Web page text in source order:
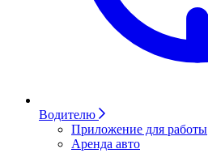
Водителю
Приложение для работы
Аренда авто